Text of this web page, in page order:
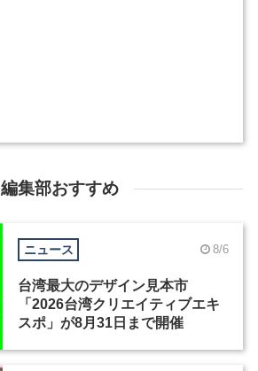
編集部おすすめ
ニュース 8/6
台湾最大のデザイン見本市
「2026台湾クリエイティブエキ
スポ」が8月31日まで開催